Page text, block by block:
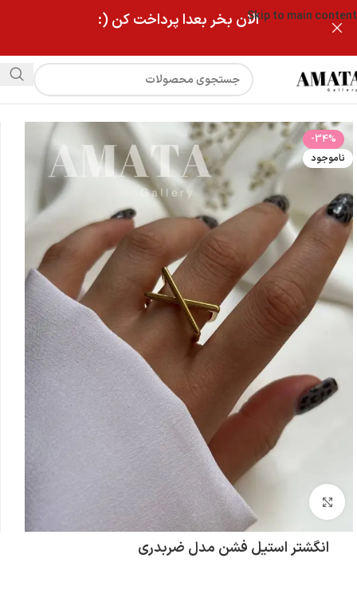
Skip to main contentالان بخر بعدا پرداخت کن (:
فروشگاه انگشتر استیل فشن مدل ضربدری
-34%
ناموجود
بزرگنمایی تصویر
انگشتر استیل فشن مدل ضربدری